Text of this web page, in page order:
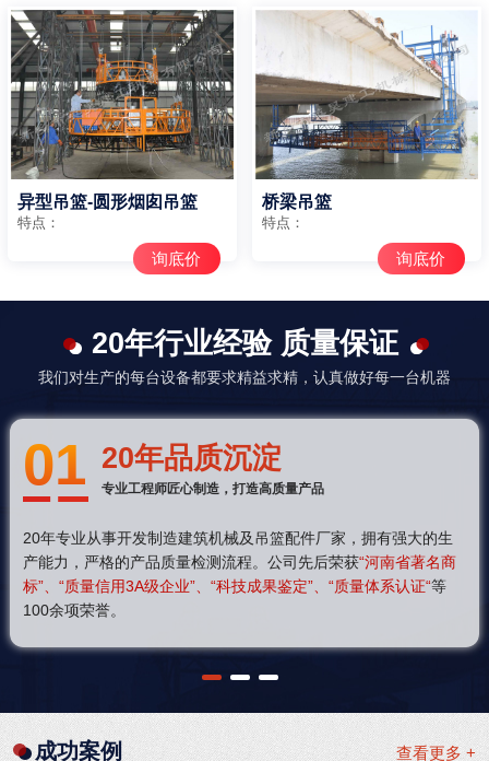
异型吊篮-圆形烟囱吊篮
特点：
询底价
桥梁吊篮
特点：
询底价
20年行业经验 质量保证
我们对生产的每台设备都要求精益求精，认真做好每一台机器
01 20年品质沉淀
专业工程师匠心制造，打造高质量产品
20年专业从事开发制造建筑机械及吊篮配件厂家，拥有强大的生
产能力，严格的产品质量检测流程。公司先后荣获“河南省著名商
标”、“质量信用3A级企业”、“科技成果鉴定”、“质量体系认证“等
100余项荣誉。
1 2 3
查看更多 +
成功案例